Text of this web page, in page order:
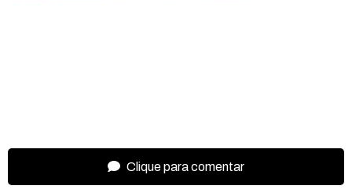
Clique para comentar